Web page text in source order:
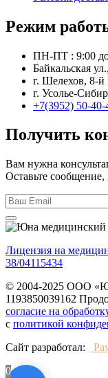
Режим
ПН-ПТ : 9:00
Байкальская
г. Шелехов, 8-й
г. Усолье-
+7(3952) 50-40-
Получить
Вам нужна
Оставьте
Лицензия на
38/04115434
© 2004-2025 ООО
1193850039162
согласие на
с политикой
Сайт разработал:
0